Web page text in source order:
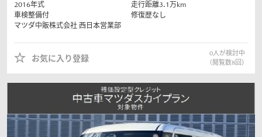
2016年式 走行距離3.1 万km
車検整備付
修復歴なし
マツダ中販株式会社 西日本営業部
お気に入り登録
0人が検討中
（閲覧数8回）